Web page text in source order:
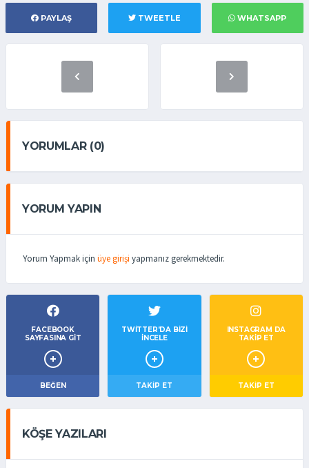
PAYLAŞ TWEETLE WHATSAPP
YORUMLAR (0)
YORUM YAPIN
Yorum Yapmak için üye girişi yapmanız gerekmektedir.
FACEBOOK
SAYFASINA GIT
BEĞEN
TWITTER'DA BIZI
İNCELE
TAKIP ET
INSTAGRAM DA
TAKİP ET
TAKİP ET
KÖŞE YAZILARI